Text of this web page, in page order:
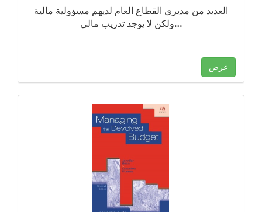
العديد من مديري القطاع العام لديهم مسؤولية مالية
ولكن لا يوجد تدريب مالي…
عرض